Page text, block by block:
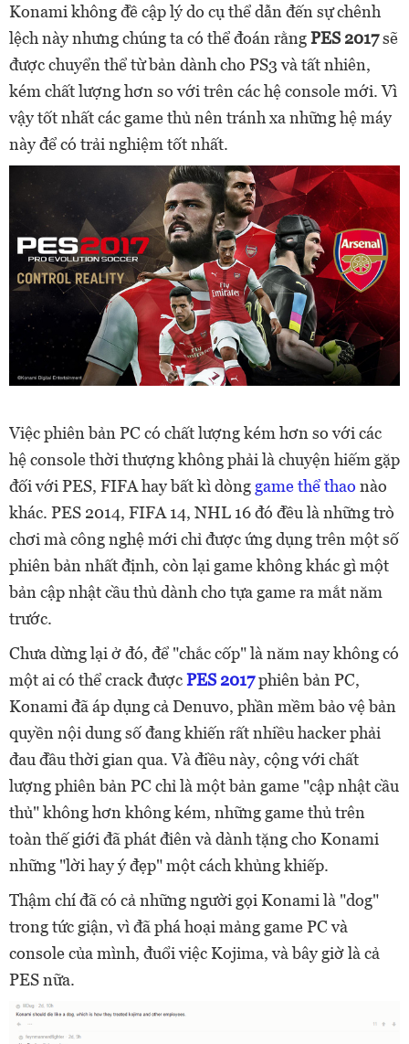
Konami không đề cập lý do cụ thể dẫn đến sự chênh
lệch này nhưng chúng ta có thể đoán rằngPES 2017sẽ
được chuyển thể từ bản dành cho PS3 và tất nhiên,
kém chất lượng hơn so với trên các hệ console mới. Vì
vậy tốt nhất các game thủ nên tránh xa những hệ máy
này để có trải nghiệm tốt nhất.
Việc phiên bản PC có chất lượng kém hơn so với các
hệ console thời thượng không phải là chuyện hiếm gặp
đối với PES, FIFA hay bất kì dòng game thể thao nào
khác. PES 2014, FIFA 14, NHL 16 đó đều là những trò
chơi mà công nghệ mới chỉ được ứng dụng trên một số
phiên bản nhất định, còn lại game không khác gì một
bản cập nhật cầu thủ dành cho tựa game ra mắt năm
trước.
Chưa dừng lại ở đó, để "chắc cốp" là năm nay không có
một ai có thể crack đượcPES 2017phiên bản PC,
Konami đã áp dụng cả Denuvo, phần mềm bảo vệ bản
quyền nội dung số đang khiến rất nhiều hacker phải
đau đầu thời gian qua. Và điều này, cộng với chất
lượng phiên bản PC chỉ là một bản game "cập nhật cầu
thủ" không hơn không kém, những game thủ trên
toàn thế giới đã phát điên và dành tặng cho Konami
những "lời hay ý đẹp" một cách khủng khiếp.
Thậm chí đã có cả những người gọi Konami là "dog"
trong tức giận, vì đã phá hoại mảng game PC và
console của mình, đuổi việc Kojima, và bây giờ là cả
PES nữa.